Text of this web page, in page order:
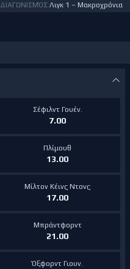
ΔΙΑΓΩΝΙΣΜΌΣ:Λιγκ 1 – Μακροχρόνια
Σέφιλντ Γουέν.
7.00
Πλίμουθ
13.00
Μίλτον Κέινς Ντονς
17.00
Μπράντφορντ
21.00
Όξφορντ Γιουν.